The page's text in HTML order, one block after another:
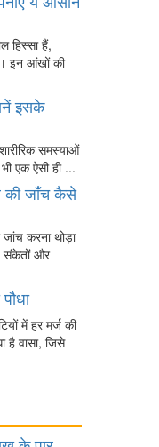
हिस्सा हैं,
इन आंखों की
इसके
समस्याओं
एक ऐसी ही ...
की जाँच कैसे
करना थोड़ा
संकेतों और
में हर मर्ज की
है वासा, जिसे